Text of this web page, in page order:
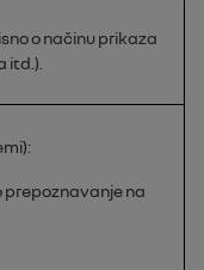
o načinu prikaza
itd.).
na